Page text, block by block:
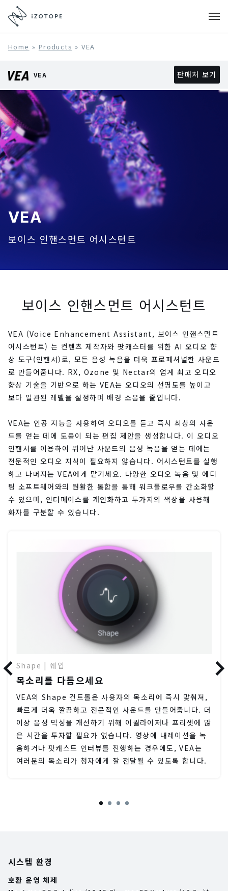
Home » Products »VEA
VEA 판매처 보기
VEA
보이스 인핸스먼트 어시스턴트
보이스 인핸스먼트 어시스턴트
VEA (Voice Enhancement Assistant, 보이스 인핸스먼트
어시스턴트) 는 컨텐츠 제작자와 팟캐스터를 위한 AI 오디오 향
상 도구(인핸서)로, 모든 음성 녹음을 더욱 프로페셔널한 사운드
로 만들어줍니다. RX, Ozone 및 Nectar의 업계 최고 오디오
향상 기술을 기반으로 하는 VEA는 오디오의 선명도를 높이고
보다 일관된 레벨을 설정하며 배경 소음을 줄입니다.
VEA는 인공 지능을 사용하여 오디오를 듣고 즉시 최상의 사운
드를 얻는 데에 도움이 되는 편집 제안을 생성합니다. 이 오디오
인핸서를 이용하여 뛰어난 사운드의 음성 녹음을 얻는 데에는
전문적인 오디오 지식이 필요하지 않습니다. 어시스턴트를 실행
하고 나머지는 VEA에게 맡기세요. 다양한 오디오 녹음 및 에디
팅 소프트웨어와의 원활한 통합을 통해 워크플로우를 간소화할
수 있으며, 인터페이스를 개인화하고 두가지의 색상을 사용해
화자를 구분할 수 있습니다.
Shape | 쉐입
목소리를 다듬으세요
VEA의 Shape 컨트롤은 사용자의 목소리에 즉시 맞춰져,
빠르게 더욱 깔끔하고 전문적인 사운드를 만들어줍니다. 더
이상 음성 믹싱을 개선하기 위해 이퀄라이저나 프리셋에 많
은 시간을 투자할 필요가 없습니다. 영상에 내레이션을 녹
음하거나 팟캐스트 인터뷰를 진행하는 경우에도, VEA는
여러분의 목소리가 청자에게 잘 전달될 수 있도록 합니다.
시스템 환경
호환 운영 체제